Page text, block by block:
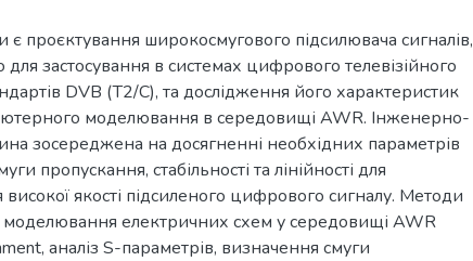
проєктування широкосмугового підсилювача сигналів,
застосування в системах цифрового телевізійного
DVB (T2/C), та дослідження його характеристик
моделювання в середовищі AWR. Інженерно-
зосереджена на досягненні необхідних параметрів
пропускання, стабільності та лінійності для
якості підсиленого цифрового сигналу. Методи
моделювання електричних схем у середовищі AWR
аналіз S-параметрів, визначення смуги